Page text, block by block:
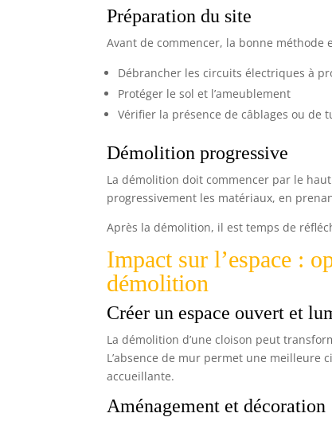
Préparation du site
Avant de commencer, la bonne méthode
Débrancher les circuits électriques à
Protéger le sol et l’ameublement
Vérifier la présence de câblages ou de
Démolition progressive
La démolition doit commencer par le
progressivement les matériaux, en
Après la démolition, il est temps de
Impact sur l’espace :
démolition
Créer un espace ouvert et
La démolition d’une cloison peut
L’absence de mur permet une
accueillante.
Aménagement et décoration